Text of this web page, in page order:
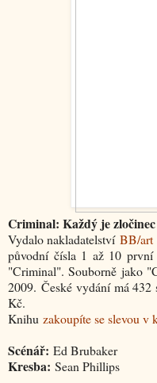
Criminal: Každý je
Vydalo nakladatelství BB/art
původní čísla 1 až 10
"Criminal". Souborně jako
2009. České vydání má 432
Kč.
Knihu zakoupíte se slevou
Scénář: Ed Brubaker
Kresba: Sean Phillips